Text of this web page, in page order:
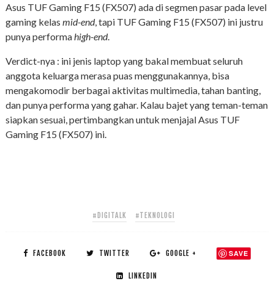
Asus TUF Gaming F15 (FX507) ada di segmen pasar pada level
gaming kelas mid-end, tapi TUF Gaming F15 (FX507) ini justru
punya performahigh-end.
Verdict-nya : ini jenis laptop yang bakal membuat seluruh
anggota keluarga merasa puas menggunakannya, bisa
mengakomodir berbagai aktivitas multimedia, tahan banting,
dan punya performa yang gahar. Kalau bajet yang teman-teman
siapkan sesuai, pertimbangkan untuk menjajal Asus TUF
Gaming F15 (FX507) ini.
#DIGITALK #TEKNOLOGI
FACEBOOK TWITTER GOOGLE + SAVE
LINKEDIN